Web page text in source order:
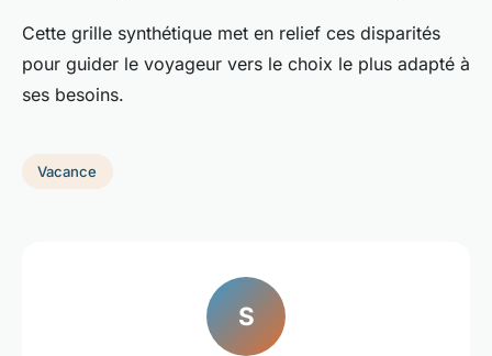
Cette grille synthétique met en relief ces disparités
pour guider le voyageur vers le choix le plus adapté à
ses besoins.
Vacance
S